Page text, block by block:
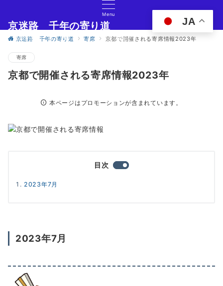
Menu
京迷路 千年の寄り道
京都の観光イベント・グルメ・ショッピングの情報サイト
京迷路 千年の寄り道 寄席 京都で開催される寄席情報2023年
寄席
京都で開催される寄席情報2023年
本ページはプロモーションが含まれています。
目次
2023年7月
2023年7月
JA